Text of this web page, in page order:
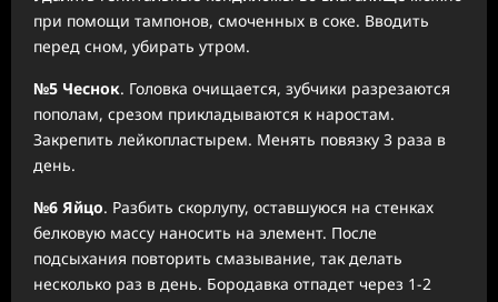
при помощи тампонов, смоченных в соке. Вводить
перед сном, убирать утром.
№5 Чеснок. Головка очищается, зубчики разрезаются
пополам, срезом прикладываются к наростам.
Закрепить лейкопластырем. Менять повязку 3 раза в
день.
№6 Яйцо. Разбить скорлупу, оставшуюся на стенках
белковую массу наносить на элемент. После
подсыхания повторить смазывание, так делать
несколько раз в день. Бородавка отпадет через 1-2